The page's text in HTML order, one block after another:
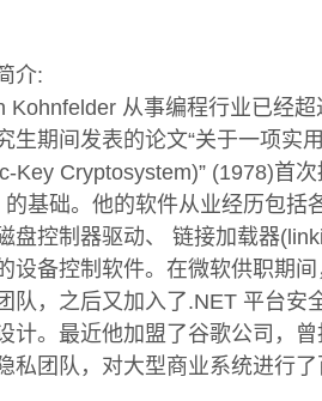
介:
Kohnfelder 从事编程行业已经
生期间发表的论文“关于一项实
Key Cryptosystem)” (1978)首
的基础。他的软件从业经历包括
盘控制器驱动、 链接加载器
设备控制软件。在微软供职期
队，之后又加入了.NET 平台安
计。最近他加盟了谷歌公司，
私团队，对大型商业系统进行了